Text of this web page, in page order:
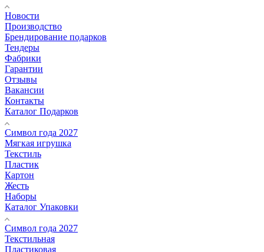
Новости
Производство
Брендирование подарков
Тендеры
Фабрики
Гарантии
Отзывы
Вакансии
Контакты
Каталог Подарков
Символ года 2027
Мягкая игрушка
Текстиль
Пластик
Картон
Жесть
Наборы
Каталог Упаковки
Символ года 2027
Текстильная
Пластиковая